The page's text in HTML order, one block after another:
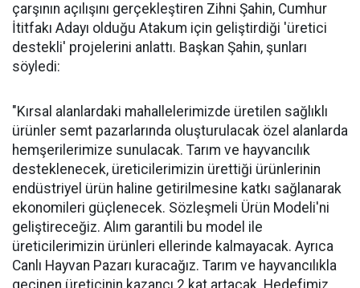
çarşının açılışını gerçekleştiren Zihni Şahin, Cumhur
İtitfakı Adayı olduğu Atakum için geliştirdiği 'üretici
destekli' projelerini anlattı. Başkan Şahin, şunları
söyledi:
"Kırsal alanlardaki mahallelerimizde üretilen sağlıklı
ürünler semt pazarlarında oluşturulacak özel alanlarda
hemşerilerimize sunulacak. Tarım ve hayvancılık
desteklenecek, üreticilerimizin ürettiği ürünlerinin
endüstriyel ürün haline getirilmesine katkı sağlanarak
ekonomileri güçlenecek. Sözleşmeli Ürün Modeli'ni
geliştireceğiz. Alım garantili bu model ile
üreticilerimizin ürünleri ellerinde kalmayacak. Ayrıca
Canlı Hayvan Pazarı kuracağız. Tarım ve hayvancılıkla
geçinen üreticinin kazancı 2 kat artacak. Hedefimiz